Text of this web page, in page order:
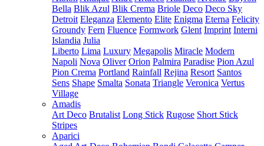
Bella Blik Azul Blik Crema Briole Deco Deco Sky
Detroit Eleganza Elemento Elite Enigma Eterna Felicity
Groundy Fern Fluence Formwork Glent Imprint Interni
Islandia Julia
Liberto Lima Luxury Megapolis Miracle Modern
Napoli Nova Oliver Orion Palmira Paradise Pion Azul
Pion Crema Portland Rainfall Rejina Resort Santos
Sens Shape Smalta Sonata Triangle Veronica Vertus
Village
Amadis
Art Deco Brutalist Long Stick Rugose Short Stick
Stripes
Aparici